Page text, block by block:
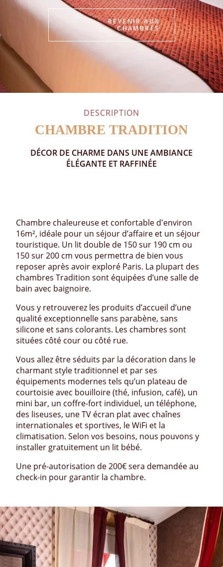
REVENIR AUX
CHAMBRES
DESCRIPTION
CHAMBRE TRADITION
DÉCOR DE CHARME DANS UNE AMBIANCE
ÉLÉGANTE ET RAFFINÉE
Chambre chaleureuse et confortable d'environ
16m², idéale pour un séjour d’affaire et un séjour
touristique. Un lit double de 150 sur 190 cm ou
150 sur 200 cm vous permettra de bien vous
reposer après avoir exploré Paris. La plupart des
chambres Tradition sont équipées d’une salle de
bain avec baignoire.
Vous y retrouverez les produits d’accueil d’une
qualité exceptionnelle sans parabène, sans
silicone et sans colorants. Les chambres sont
situées côté cour ou côté rue.
Vous allez être séduits par la décoration dans le
charmant style traditionnel et par ses
équipements modernes tels qu’un plateau de
courtoisie avec bouilloire (thé, infusion, café), un
mini bar, un coffre-fort individuel, un téléphone,
des liseuses, une TV écran plat avec chaînes
internationales et sportives, le WiFi et la
climatisation. Selon vos besoins, nous pouvons y
installer gratuitement un lit bébé.
Une pré-autorisation de 200€ sera demandée au
check-in pour garantir la chambre.